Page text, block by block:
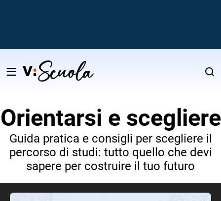
Salta
Orientarsi e scegliere
Guida pratica e consigli per scegliere il
percorso di studi: tutto quello che devi
sapere per costruire il tuo futuro